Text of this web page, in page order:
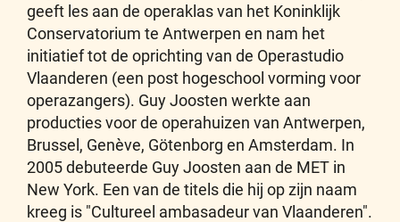
geeft les aan de operaklas van het Koninklijk
Conservatorium te Antwerpen en nam het
initiatief tot de oprichting van de Operastudio
Vlaanderen (een post hogeschool vorming voor
operazangers). Guy Joosten werkte aan
producties voor de operahuizen van Antwerpen,
Brussel, Genève, Götenborg en Amsterdam. In
2005 debuteerde Guy Joosten aan de MET in
New York. Een van de titels die hij op zijn naam
kreeg is "Cultureel ambasadeur van Vlaanderen".